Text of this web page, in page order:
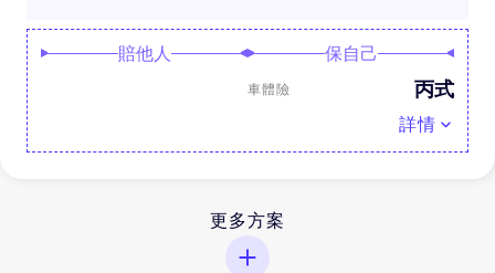
賠他人 保自己
車體險 丙式
詳情
更多方案